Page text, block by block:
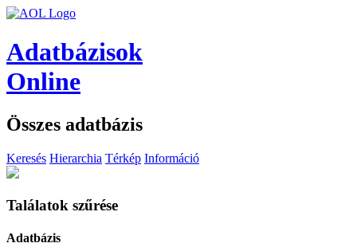
Adatbázisok
Online
Összes adatbázis
Keresés Hierarchia Térkép Információ
Találatok szűrése
Adatbázis